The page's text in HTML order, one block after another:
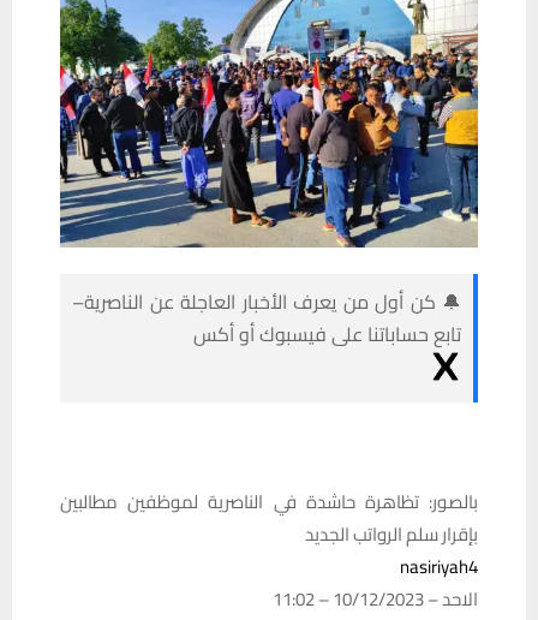
🔔 كن أول من يعرف الأخبار العاجلة عن الناصرية–
تابع حساباتنا على فيسبوك أو أكس
بالصور: ‏تظاهرة حاشدة في الناصرية لموظفين مطالبين
بإقرار سلم الرواتب الجديد‏
nasiriyah4
الاحد – 10/12/2023 – 11:02